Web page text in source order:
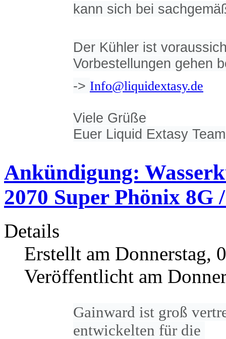
kann sich bei
Der Kühler ist
Vorbestellungen gehen
-> Info@liquidextasy.de
Viele Grüße
Euer Liquid Extasy Team
Ankündigung:
2070 Super Phönix
Details
Erstellt am Donnerstag,
Veröffentlicht am
Gainward ist groß
entwickelten für die